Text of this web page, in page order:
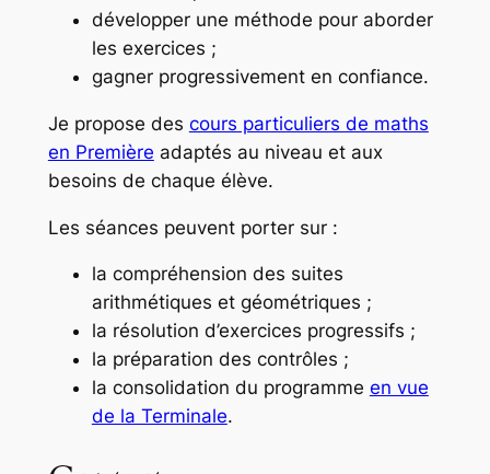
développer une méthode pour aborder
les exercices ;
gagner progressivement en confiance.
Je propose des cours particuliers de maths
en Première adaptés au niveau et aux
besoins de chaque élève.
Les séances peuvent porter sur :
la compréhension des suites
arithmétiques et géométriques ;
la résolution d’exercices progressifs ;
la préparation des contrôles ;
la consolidation du programme en vue
de la Terminale.